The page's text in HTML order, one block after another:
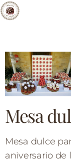
Mesa
Mesa dulce
aniversario de